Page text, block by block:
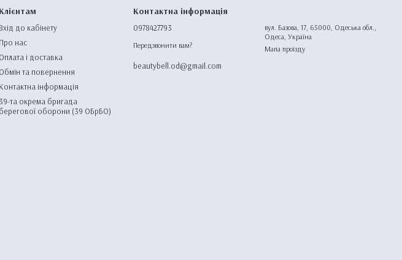
Клієнтам
Вхід до кабінету
Про нас
Оплата і доставка
Обмін та повернення
Контактна інформація
39-та окрема бригада
берегової оборони (39 ОБрБО)
Контактна інформація
0978427793
Передзвонити вам?
beautybell.od@gmail.com
вул. Базова, 17, 65000, Одеська обл.,
Одеса, Україна
Мапа проїзду